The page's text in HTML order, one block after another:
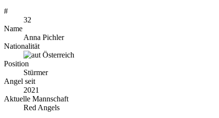
#
32
Name
Anna Pichler
Nationalität
Österreich
Position
Stürmer
Angel seit
2021
Aktuelle Mannschaft
Red Angels